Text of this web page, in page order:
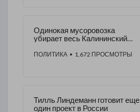
Одинокая мусоровозка
убирает весь Калининский
ПОЛИТИКА • 1,672 ПРОСМОТРЫ
Тилль Линдеманн готовит еще
один проект в России